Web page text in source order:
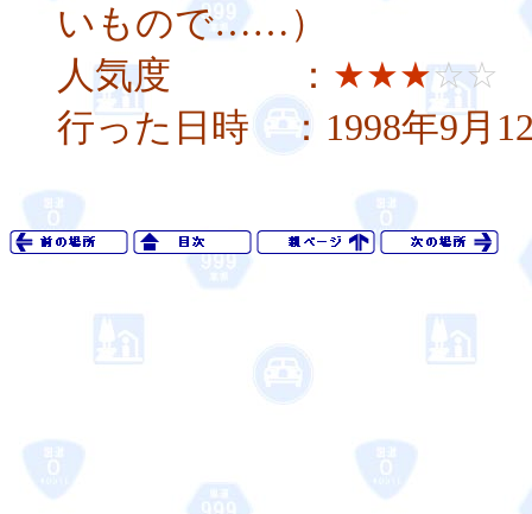
いもので……）
人気度 ： ★★★☆☆
行った日時 ：1998年9月